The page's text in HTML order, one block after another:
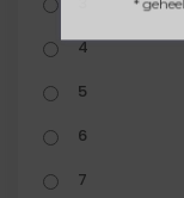
4
5
6
7
*